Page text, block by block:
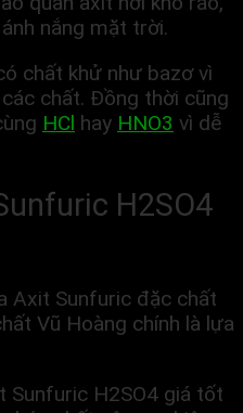
nắng mặt trời.
chất khử như bazơ vì
chất. Đồng thời cũng
HCl hay HNO3 vì dễ
H2SO4
Axit Sunfuric đặc chất
Vũ Hoàng chính là lựa
Sunfuric H2SO4 giá tốt